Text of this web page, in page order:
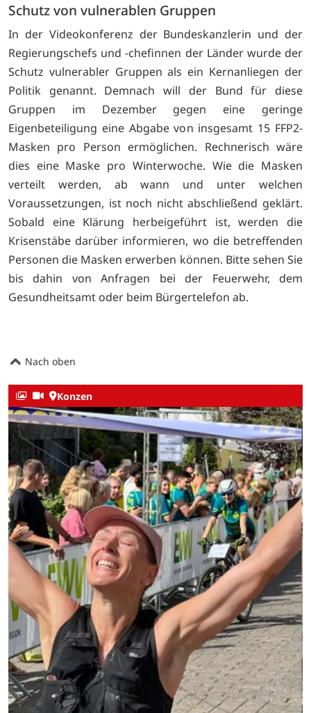
Schutz von vulnerablen Gruppen
In der Videokonferenz der Bundeskanzlerin und der
Regierungschefs und -chefinnen der Länder wurde der
Schutz vulnerabler Gruppen als ein Kernanliegen der
Politik genannt. Demnach will der Bund für diese
Gruppen im Dezember gegen eine geringe
Eigenbeteiligung eine Abgabe von insgesamt 15 FFP2-
Masken pro Person ermöglichen. Rechnerisch wäre
dies eine Maske pro Winterwoche. Wie die Masken
verteilt werden, ab wann und unter welchen
Voraussetzungen, ist noch nicht abschließend geklärt.
Sobald eine Klärung herbeigeführt ist, werden die
Krisenstäbe darüber informieren, wo die betreffenden
Personen die Masken erwerben können. Bitte sehen Sie
bis dahin von Anfragen bei der Feuerwehr, dem
Gesundheitsamt oder beim Bürgertelefon ab.
Nach oben
Konzen